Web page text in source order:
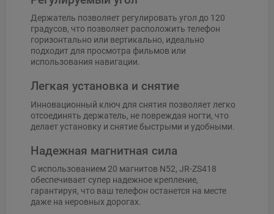
Держатель позволяет регулировать угол до 120
градусов, что позволяет расположить телефон
горизонтально или вертикально, идеально
подходит для просмотра фильмов или
использования навигации.
Легкая установка и снятие
Инновационный ключ для снятия позволяет легко
отсоединять держатель, не повреждая ногти, что
делает установку и снятие быстрыми и удобными.
Надежная магнитная сила
С использованием 20 магнитов N52, JR-ZS418
обеспечивает супер надежное крепление,
гарантируя, что ваш телефон останется на месте
даже на неровных дорогах.